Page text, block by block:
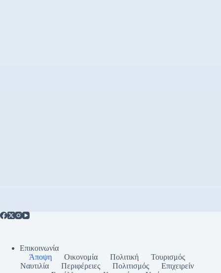
Επικοινωνία
Άποψη
Οικονομία Πολιτική
Τουρισμός
Ναυτιλία
Περιφέρειες Πολιτισμός
Επιχειρείν